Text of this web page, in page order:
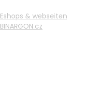
Eshops & webseiten
BINARGON.cz